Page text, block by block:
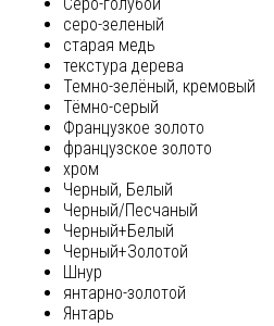
Серо-голубой
серо-зеленый
старая медь
текстура дерева
Темно-зелёный, кремовый
Тёмно-серый
Французкое золото
французское золото
хром
Черный, Белый
Черный/Песчаный
Черный+Белый
Черный+Золотой
Шнур
янтарно-золотой
Янтарь